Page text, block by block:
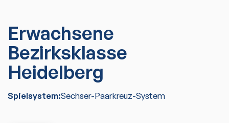
Erwachsene
Bezirksklasse
Heidelberg
Spielsystem:Sechser-Paarkreuz-System